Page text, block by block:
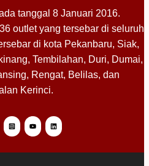
tanggal 8 Januari 2016.
outlet yang tersebar di seluruh
di kota Pekanbaru, Siak,
Tembilahan, Duri, Dumai,
Rengat, Belilas, dan
Kerinci.